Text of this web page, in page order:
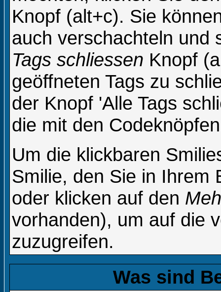
Knopf (alt+c). Sie
auch verschachteln und
Tags schliessen Knopf
geöffneten Tags zu
der Knopf 'Alle Tags
die mit den
Um die klickbaren
Smilie, den Sie in Ihrem
oder klicken auf den
vorhanden), um auf die
zuzugreifen.
Was sind